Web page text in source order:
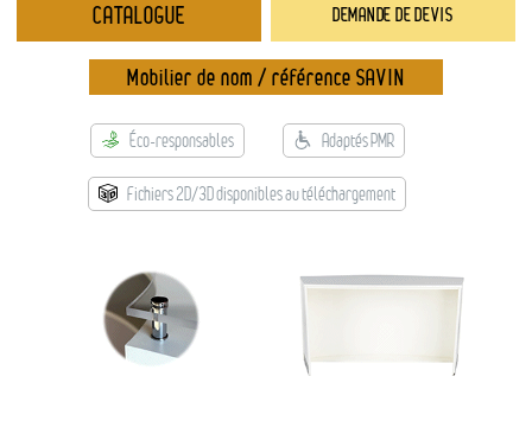
DEMANDE DE DEVIS
Catalogue
→ Nouveautés
→ Gamme éco-responsable
→ Rubriques
→ Types de mobilier
→ Noms / Références
Modélisation 2D/3D
CATALOGUE
Mobilier de nom / référence SAVIN
Éco-responsables Adaptés PMR
Fichiers 2D/3D disponibles au téléchargement